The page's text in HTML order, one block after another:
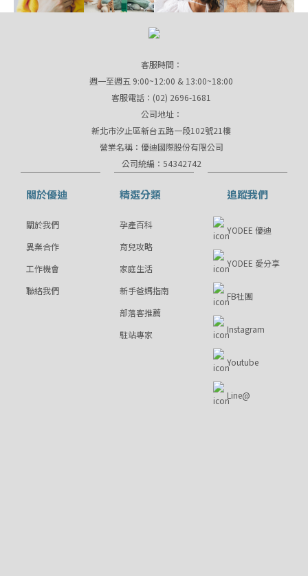
客服時間：
週一至週五 9:00~12:00 & 13:00~18:00
客服電話：(02) 2696-1681
公司地址：
新北市汐止區新台五路一段102號21樓
營業名稱：優迪國際股份有限公司
公司統編：54342742
關於優迪
關於我們
異業合作
工作機會
聯絡我們
精選分類
孕產百科
育兒攻略
家庭生活
新手爸媽指南
部落客推薦
駐站專家
追蹤我們
YODEE 優迪
YODEE 愛分享
FB社團
Instagram
Youtube
Line@